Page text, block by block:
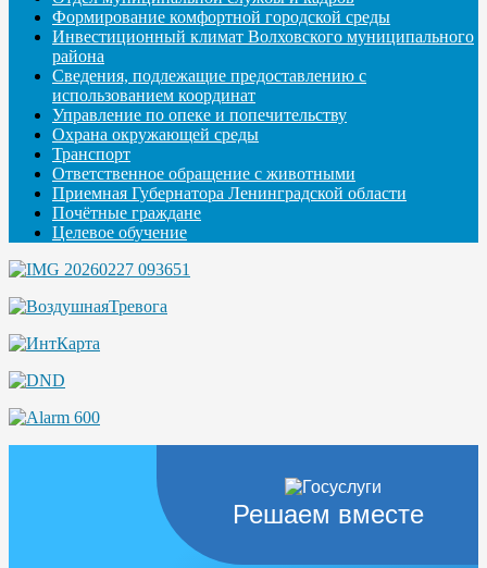
Формирование комфортной городской среды
Инвестиционный климат Волховского муниципального
района
Сведения, подлежащие предоставлению с
использованием координат
Управление по опеке и попечительству
Охрана окружающей среды
Транспорт
Ответственное обращение с животными
Приемная Губернатора Ленинградской области
Почётные граждане
Целевое обучение
Решаем вместе